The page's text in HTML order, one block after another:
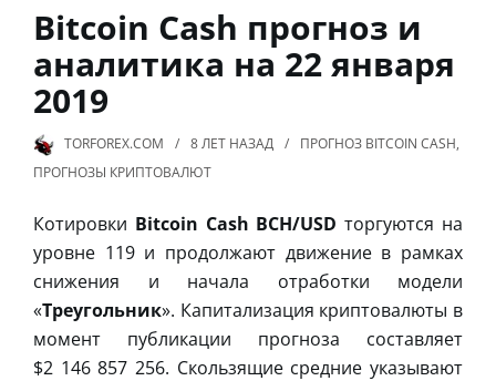
Bitcoin Cash прогноз и
аналитика на 22 января
2019
TORFOREX.COM 8 ЛЕТ НАЗАД ПРОГНОЗ BITCOIN CASH,
ПРОГНОЗЫ КРИПТОВАЛЮТ
Котировки Bitcoin Cash BCH/USD торгуются на
уровне 119 и продолжают движение в рамках
снижения и начала отработки модели
«Треугольник». Капитализация криптовалюты в
момент публикации прогноза составляет
$2 146 857 256. Скользящие средние указывают